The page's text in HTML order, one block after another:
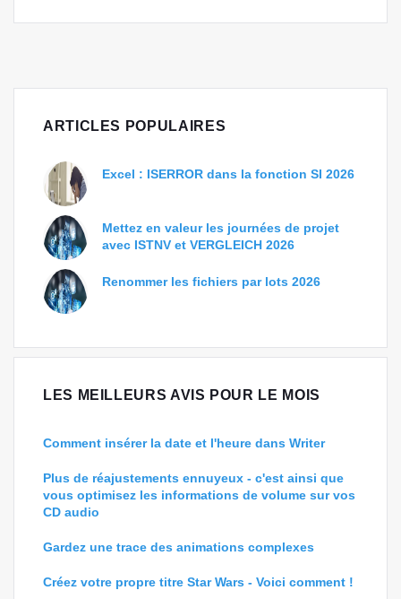
ARTICLES POPULAIRES
Excel : ISERROR dans la fonction SI 2026
Mettez en valeur les journées de projet
avec ISTNV et VERGLEICH 2026
Renommer les fichiers par lots 2026
LES MEILLEURS AVIS POUR LE MOIS
Comment insérer la date et l'heure dans Writer
Plus de réajustements ennuyeux - c'est ainsi que
vous optimisez les informations de volume sur vos
CD audio
Gardez une trace des animations complexes
Créez votre propre titre Star Wars - Voici comment !